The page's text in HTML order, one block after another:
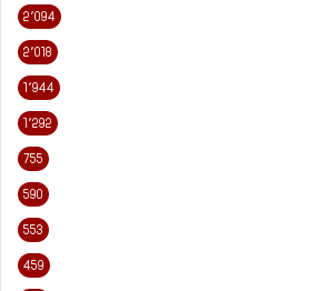
2٬094
2٬018
1٬944
1٬292
755
590
553
459